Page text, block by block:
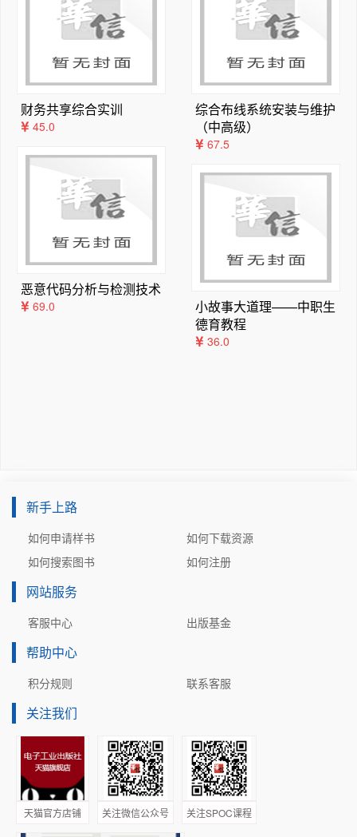
4.5.5  截止波长    （41）
4.5.6  归一化参量与薄膜波导色散曲线    （42）
4.6　导模光强和传输功率    （43）
4.7　折射率渐变型薄膜波导的近似求解方法——WKB法
4.7.1  场的近似表示式    （45）
4.7.2  转折点附近的近似解    （46）
4.7.3  渐变薄膜波导特征方程    （47）
习题    （48）
第5章  三维光波导    （50）
5.3　场方程与形式解    （52）
5.7.3  条载波导及四层平板波导    （62）
习题    （64）
第6章  光纤模式理论    （65）
6.2  阶跃光纤电磁场方程的矢量解法    （67）
6.2.1  芯区和包层的电磁场    （67）
6.2.3  导模分类    （70）
6.2.4  导模截止条件与单模传输    （72）
6.2.6  导模电磁场分布    （78）
6.3  光纤的线偏振模    （81）
6.3.1  场的直角分量与场方程的标量解法    （81）
6.3.2  线偏振模及简并度    （83）
6.3.3  LPmn模的矢量模组成    （84）
6.3.4  LP模光强和功率    （85）
整，物理概念清晰明确，内容简明扼要，数学推导简洁严
（1）本教材是作者讲授光波导理论课程十余年，在早期课
现学科前沿成果，保证教材质量，充分吸收国内外相关研究
成果，并融入编著者在无源/有源光波导领域的部分研究成
果，突出思想性、针对性、科学性和系统性。
（2）除同类图书的光波导的解析分析方法外，详细介绍了
光波导的数值分析方法—有限元法，另外在平面波导和光纤
的模式理论中采用了独特的特征方程的图像解法，非常有助
（3）书中涉及二维和三维介质波导，含均匀波导、渐变波
论，从解析到数值，光波导器件从无源到有源，光波导知识
从基础到前沿，光波导理论与光波导器件、光波导的制备与
表征知识相结合，使教材呈现的光波导的理论与应用知识体
利于学生系统掌握光波导的理论知识、分析方法和应用技
术，亦可供相关专业教师和科研人员参考。
全书由胡晶晶统稿并完成电子课件的制作。由衷感谢赵明山
教授的宝贵建议及对书稿的审阅。在此还要对原课程讲义的
工大学教改基金的资助。
因水平有限，书中难免有不足和错误之处，恳请专家和读者
编著者联系方式：jingjinghu@dlut.edu.cn
编著者
财务共享综合实训
45.0
恶意代码分析与检测技术
69.0
综合布线系统安装与维护
（中高级）
67.5
小故事大道理——中职生
德育教程
36.0
新手上路
如何申请样书
如何下载资源
如何搜索图书
如何注册
网站服务
客服中心 出版基金
帮助中心
积分规则 联系客服
关注我们
天猫官方店铺 关注微信公众号 关注SPOC课程